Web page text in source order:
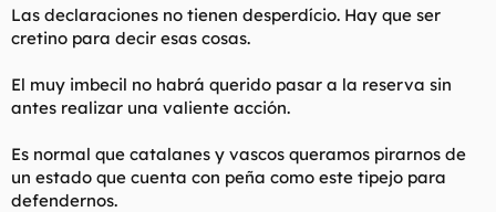
Las declaraciones no tienen desperdício. Hay que ser
cretino para decir esas cosas.
El muy imbecil no habrá querido pasar a la reserva sin
antes realizar una valiente acción.
Es normal que catalanes y vascos queramos pirarnos de
un estado que cuenta con peña como este tipejo para
defendernos.